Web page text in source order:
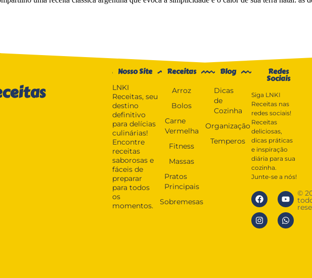
Nosso Site
LNKI
Receitas, seu
destino
definitivo
para delícias
culinárias!
Encontre
receitas
saborosas e
fáceis de
preparar
para todos
os
momentos.
Receitas
Arroz
Bolos
Carne
Vermelha
Fitness
Massas
Pratos
Principais
Sobremesas
Blog
Dicas
de
Cozinha
Organização
Temperos
Redes
Sociais
Siga LNKI
Receitas nas
redes sociais!
Receitas
deliciosas,
dicas práticas
e inspiração
diária para sua
cozinha.
Junte-se a nós!
©